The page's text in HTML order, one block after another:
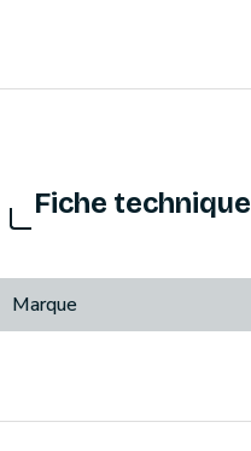
Fiche technique
Marque